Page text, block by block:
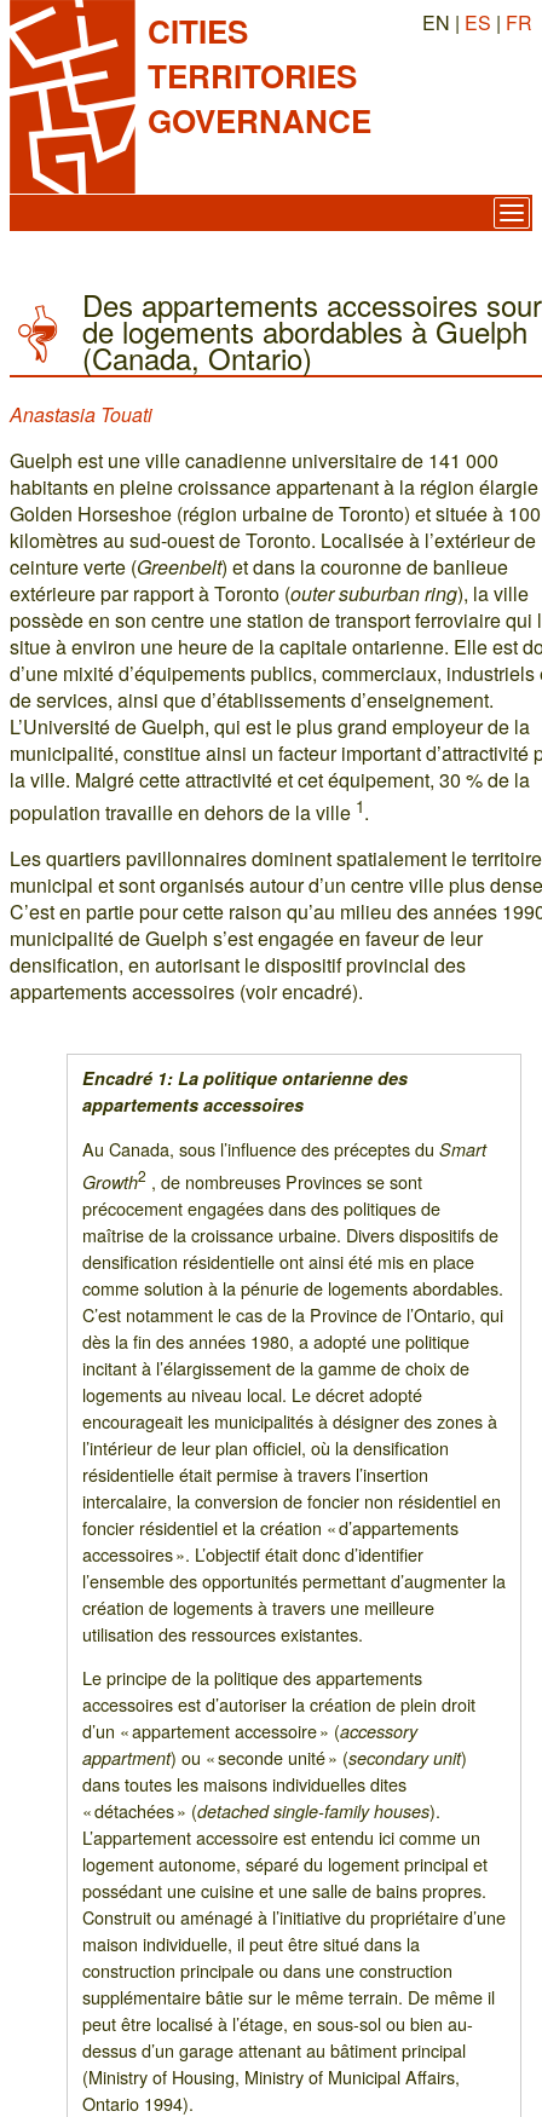
CITIES
TERRITORIES
GOVERNANCE
EN | ES | FR
Des appartements accessoires
de logements abordables à Guelph
(Canada, Ontario)
Anastasia Touati
Guelph est une ville canadienne universitaire de 141 000
habitants en pleine croissance appartenant à la région
Golden Horseshoe (région urbaine de Toronto) et située à 100
kilomètres au sud-ouest de Toronto. Localisée à l’extérieur de
ceinture verte (Greenbelt) et dans la couronne de banlieue
extérieure par rapport à Toronto (outer suburban ring), la ville
possède en son centre une station de transport ferroviaire qui
situe à environ une heure de la capitale ontarienne. Elle est
d’une mixité d’équipements publics, commerciaux, industriels
de services, ainsi que d’établissements d’enseignement.
L’Université de Guelph, qui est le plus grand employeur de la
municipalité, constitue ainsi un facteur important d’attractivité
la ville. Malgré cette attractivité et cet équipement, 30 % de la
population travaille en dehors de la ville 1.
Les quartiers pavillonnaires dominent spatialement le territoire
municipal et sont organisés autour d’un centre ville plus
C’est en partie pour cette raison qu’au milieu des années
municipalité de Guelph s’est engagée en faveur de leur
densification, en autorisant le dispositif provincial des
appartements accessoires (voir encadré).
Encadré 1: La politique ontarienne des
appartements accessoires
Au Canada, sous l’influence des préceptes du Smart
Growth2 , de nombreuses Provinces se sont
précocement engagées dans des politiques de
maîtrise de la croissance urbaine. Divers dispositifs de
densification résidentielle ont ainsi été mis en place
comme solution à la pénurie de logements abordables.
C’est notamment le cas de la Province de l’Ontario, qui
dès la fin des années 1980, a adopté une politique
incitant à l’élargissement de la gamme de choix de
logements au niveau local. Le décret adopté
encourageait les municipalités à désigner des zones à
l’intérieur de leur plan officiel, où la densification
résidentielle était permise à travers l’insertion
intercalaire, la conversion de foncier non résidentiel en
foncier résidentiel et la création « d’appartements
accessoires ». L’objectif était donc d’identifier
l’ensemble des opportunités permettant d’augmenter la
création de logements à travers une meilleure
utilisation des ressources existantes.
Le principe de la politique des appartements
accessoires est d’autoriser la création de plein droit
d’un « appartement accessoire » (accessory
appartment) ou « seconde unité » (secondary unit)
dans toutes les maisons individuelles dites
« détachées » (detached single-family houses).
L’appartement accessoire est entendu ici comme un
logement autonome, séparé du logement principal et
possédant une cuisine et une salle de bains propres.
Construit ou aménagé à l’initiative du propriétaire d’une
maison individuelle, il peut être situé dans la
construction principale ou dans une construction
supplémentaire bâtie sur le même terrain. De même il
peut être localisé à l’étage, en sous-sol ou bien au-
dessus d’un garage attenant au bâtiment principal
(Ministry of Housing, Ministry of Municipal Affairs,
Ontario 1994).